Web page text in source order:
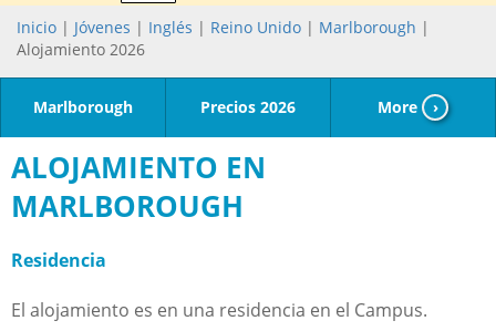
Inicio | Jóvenes | Inglés | Reino Unido | Marlborough |
Alojamiento 2026
Marlborough Precios 2026 More ›
ALOJAMIENTO EN
MARLBOROUGH
Residencia
El alojamiento es en una residencia en el Campus.